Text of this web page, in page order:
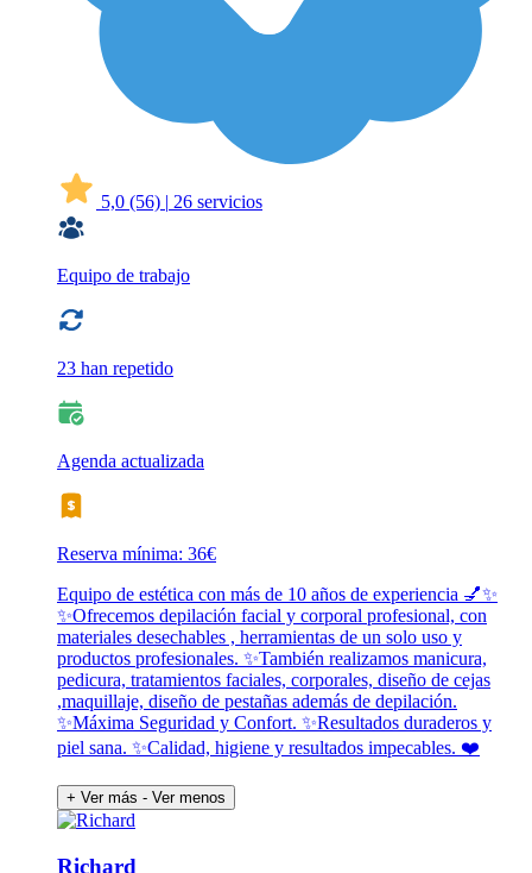
5,0 (56) | 26 servicios
Equipo de trabajo
23 han repetido
Agenda actualizada
Reserva mínima: 36€
Equipo de estética con más de 10 años de experiencia 💅✨
✨️Ofrecemos depilación facial y corporal profesional, con
materiales desechables , herramientas de un solo uso y
productos profesionales. ✨️También realizamos manicura,
pedicura, tratamientos faciales, corporales, diseño de cejas
,maquillaje, diseño de pestañas además de depilación.
✨️Máxima Seguridad y Confort. ✨️Resultados duraderos y
piel sana. ✨️Calidad, higiene y resultados impecables. ❤️
+ Ver más - Ver menos
Richard